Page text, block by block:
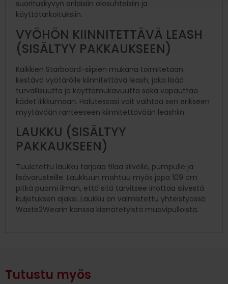
suorituskyvyn erilaisiin olosuhteisiin ja
käyttötarkoituksiin.
VYÖHÖN KIINNITETTÄVÄ LEASH
(SISÄLTYY PAKKAUKSEEN)
Kaikkien Starboard-siipien mukana toimitetaan
kestävä vyötärölle kiinnitettävä leash, joka lisää
turvallisuutta ja käyttömukavuutta sekä vapauttaa
kädet liikkumaan. Halutessasi voit vaihtaa sen erikseen
myytävään ranteeseen kiinnitettävään leashiin.
LAUKKU (SISÄLTYY
PAKKAUKSEEN)
Tuuletettu laukku tarjoaa tilaa siivelle, pumpulle ja
lisävarusteille. Laukkuun mahtuu myös jopa 109 cm
pitkä puomi ilman, että sitä tarvitsee irrottaa siivestä
kuljetuksen ajaksi. Laukku on valmistettu yhteistyössä
Waste2Wearin kanssa kierrätetyistä muovipulloista.
Tutustu myös